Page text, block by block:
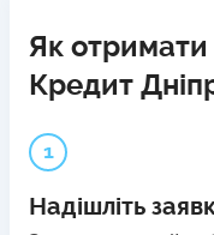
Як
Кредит
1
Надішліть